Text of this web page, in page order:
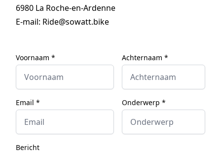
6980 La Roche-en-Ardenne
E-mail: Ride@sowatt.bike
Voornaam * Achternaam *
Email * Onderwerp *
Bericht